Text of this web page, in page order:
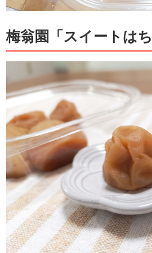
梅翁園「スイートはち